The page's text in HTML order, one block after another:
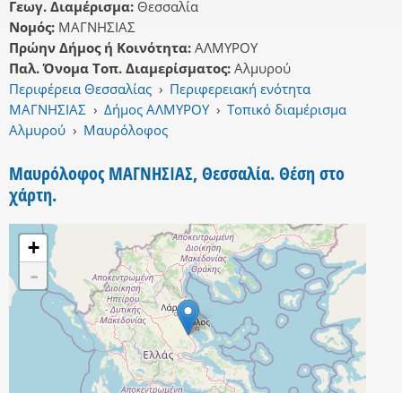
Γεωγ. Διαμέρισμα: Θεσσαλία
Νομός: ΜΑΓΝΗΣΙΑΣ
Πρώην Δήμος ή Κοινότητα: ΑΛΜΥΡΟΥ
Παλ. Όνομα Τοπ. Διαμερίσματος: Αλμυρού
Περιφέρεια Θεσσαλίας › Περιφερειακή ενότητα
ΜΑΓΝΗΣΙΑΣ › Δήμος ΑΛΜΥΡΟΥ › Τοπικό διαμέρισμα
Αλμυρού › Μαυρόλοφος
Μαυρόλοφος ΜΑΓΝΗΣΙΑΣ, Θεσσαλία. Θέση στο
χάρτη.
+
-